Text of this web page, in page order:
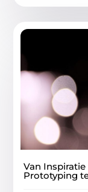
Van
Prototyping